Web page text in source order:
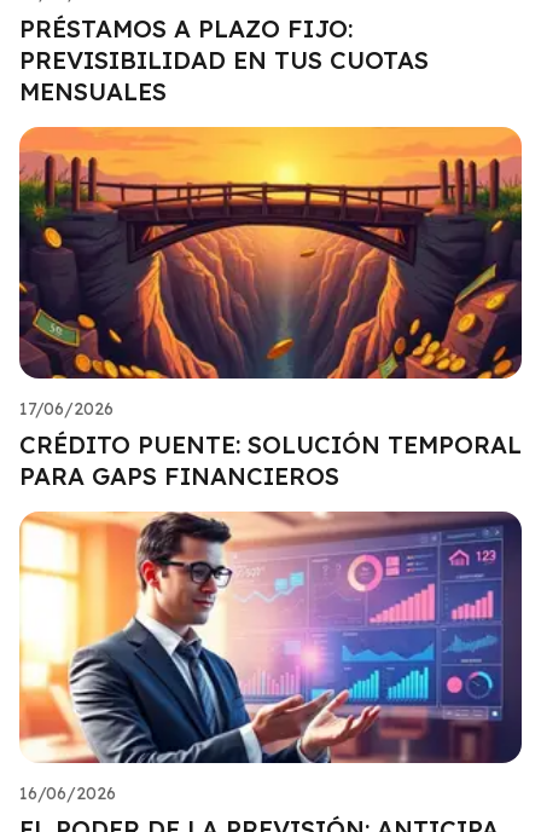
PRÉSTAMOS A PLAZO FIJO:
PREVISIBILIDAD EN TUS CUOTAS
MENSUALES
17/06/2026
CRÉDITO PUENTE: SOLUCIÓN TEMPORAL
PARA GAPS FINANCIEROS
16/06/2026